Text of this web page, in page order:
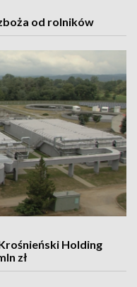
od rolników
Holding
zł